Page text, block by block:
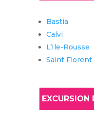
Bastia
Calvi
L’Ile-Rousse
Saint Florent
EXCURSION